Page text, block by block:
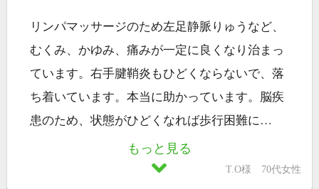
リンパマッサージのため左足静脈りゅうなど、
むくみ、かゆみ、痛みが一定に良くなり治まっ
ています。右手腱鞘炎もひどくならないで、落
ち着いています。本当に助かっています。脳疾
患のため、状態がひどくなれば歩行困難に…
もっと見る
T.O様 70代女性